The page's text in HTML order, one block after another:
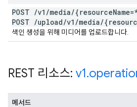
POST /v1 /media/{resource
POST /upload/v1 /media/
색인 생성을 위해 미디어를 업로드합니다.
REST 리소스: v1.
메서드